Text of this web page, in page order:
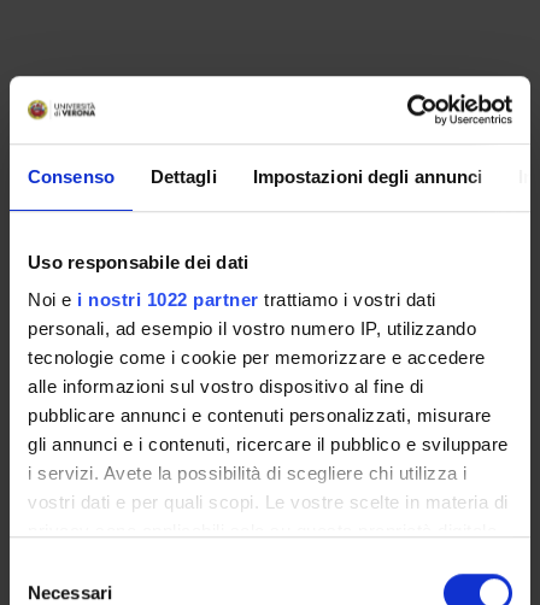
Consenso Dettagli Impostazioni degli annunci
Uso responsabile dei dati
Noi e i nostri 1022 partner trattiamo i vostri dati
personali, ad esempio il vostro numero IP, utilizzando
tecnologie come i cookie per memorizzare e accedere
alle informazioni sul vostro dispositivo al fine di
pubblicare annunci e contenuti personalizzati, misurare
gli annunci e i contenuti, ricercare il pubblico e sviluppare
i servizi. Avete la possibilità di scegliere chi utilizza i
vostri dati e per quali scopi. Le vostre scelte in materia di
modificare o revocare il proprio consenso in qualsiasi
delNecessari
ORGANISATION
GOVERNANCE